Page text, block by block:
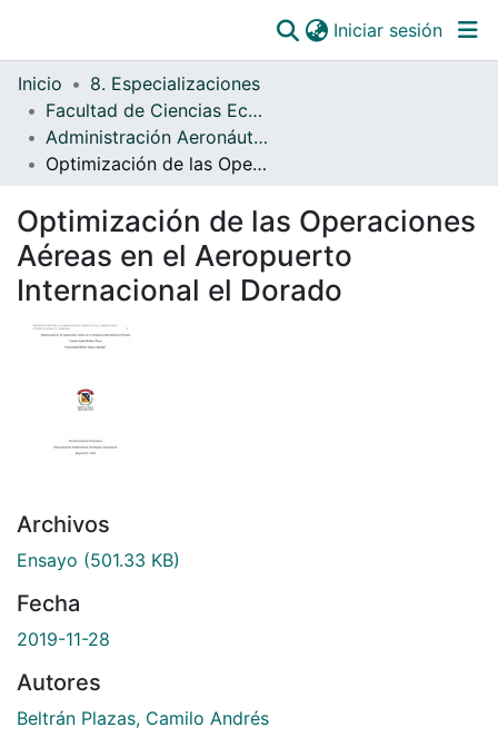
Todo DSpace
Estadísticas
OJS
Paz y salvos
Iniciar sesión
Inicio
8. Especializaciones
Facultad de Ciencias Económicas
Administración Aeronáutica
Optimización de las Operaciones Aéreas en el Aeropuerto Internacional el Dorado
Optimización de las Operaciones
Aéreas en el Aeropuerto
Internacional el Dorado
Archivos
Ensayo (501.33 KB)
Fecha
2019-11-28
Autores
Beltrán Plazas, Camilo Andrés